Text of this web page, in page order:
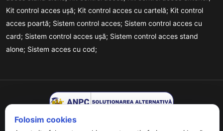
Kit control acces ușă; Kit control acces cu cartelă; Kit control
acces poartă; Sistem control acces; Sistem control acces cu
card; Sistem control acces ușă; Sistem control acces stand
alone; Sistem acces cu cod;
Folosim cookies